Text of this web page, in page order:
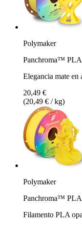
Polymaker
Panchroma™ PLA
Elegancia mate en
20,49 €
(20,49 € / kg)
Polymaker
Panchroma™ PLA
Filamento PLA